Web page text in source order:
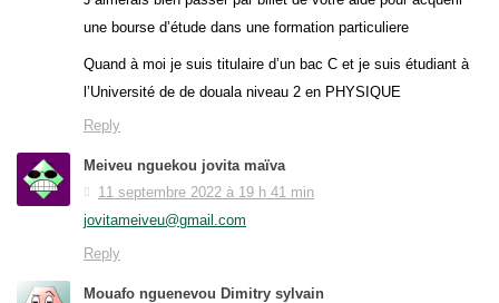
une bourse d’étude dans une formation particuliere
Quand à moi je suis titulaire d’un bac C et je suis étudiant à
l’Université de de douala niveau 2 en PHYSIQUE
Reply
Meiveu nguekou jovita maïva
11 septembre 2022 à 19 h 41 min
jovitameiveu@gmail.com
Reply
Mouafo nguenevou Dimitry sylvain